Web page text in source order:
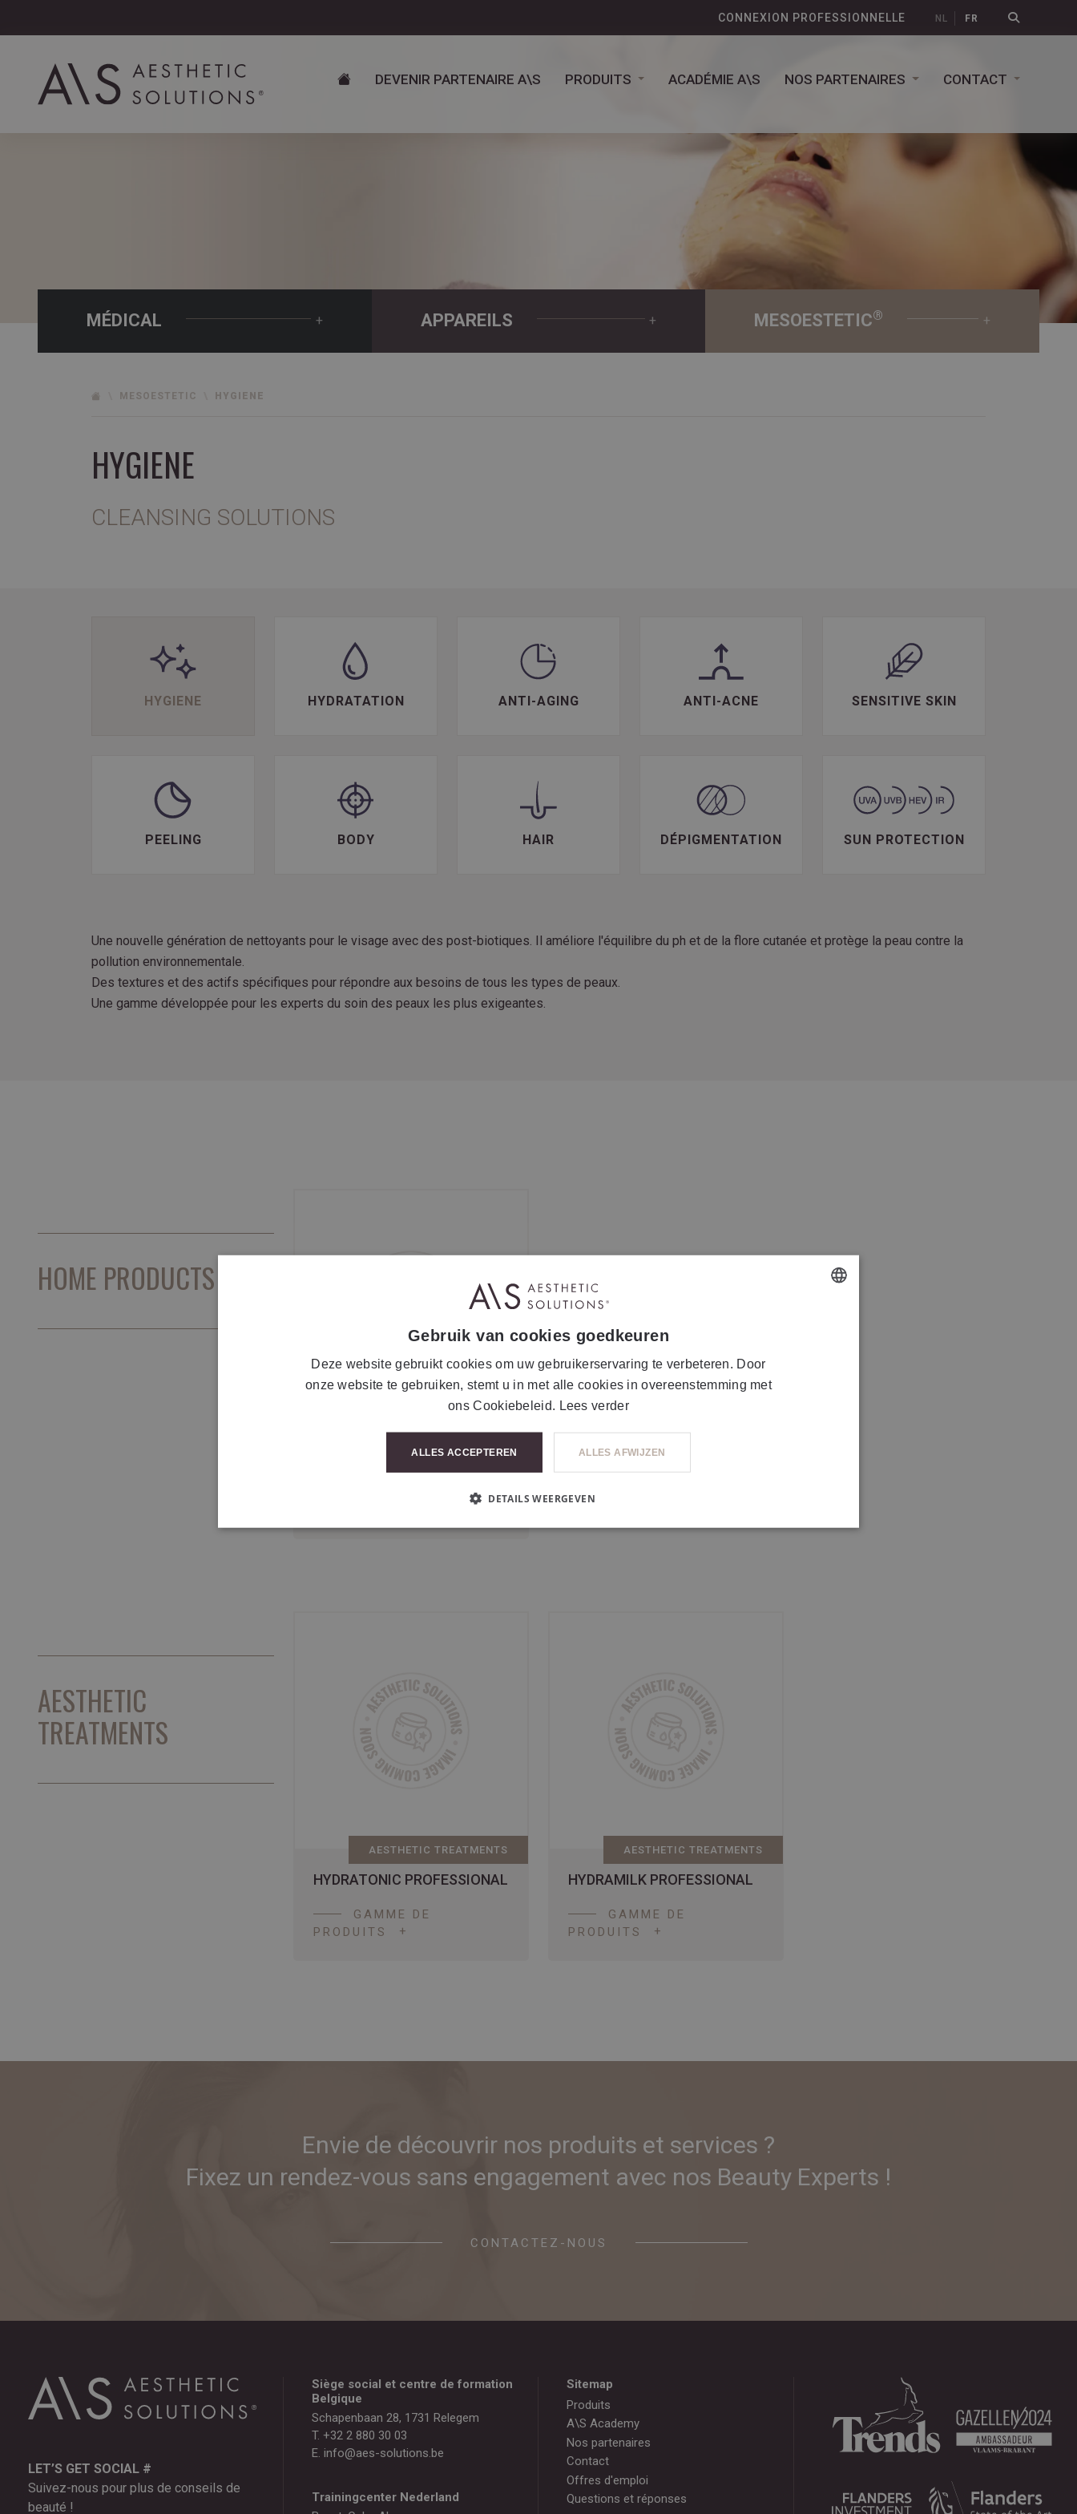
CONNEXION PROFESSIONNELLE NL FR
DEVENIR PARTENAIRE A\S PRODUITS ACADÉMIE A\S NOS PARTENAIRES CONTACT
MÉDICAL + APPAREILS + MESOESTETIC® +
MESOESTETIC HYGIENE
HYGIENE
CLEANSING SOLUTIONS
HYGIENE HYDRATATION ANTI-AGING ANTI-ACNE SENSITIVE SKIN
PEELING BODY HAIR DÉPIGMENTATION SUN PROTECTION
Une nouvelle génération de nettoyants pour le visage avec des post-biotiques. Il améliore l'équilibre du ph et de la flore cutanée et protège la peau contre la
pollution environnementale.
Des textures et des actifs spécifiques pour répondre aux besoins de tous les types de peaux.
Une gamme développée pour les experts du soin des peaux les plus exigeantes.
HOME PRODUCTS
CLEANSING RANGE
AESTHETIC
TREATMENTS
AESTHETIC TREATMENTS
HYDRATONIC PROFESSIONAL
GAMME DE
PRODUITS
AESTHETIC TREATMENTS
HYDRAMILK PROFESSIONAL
GAMME DE
PRODUITS
Envie de découvrir nos produits et services ?
Fixez un rendez-vous sans engagement avec nos Beauty Experts !
CONTACTEZ-NOUS
LET’S GET SOCIAL #
Suivez-nous pour plus de conseils de
beauté !
Siège social et centre de formation
Belgique
Schapenbaan 28, 1731 Relegem
T. +32 2 880 30 03
E. info@aes-solutions.be
Trainingcenter Nederland
Sitemap
Produits
A\S Academy
Nos partenaires
Contact
Offres d'emploi
Questions et réponses
Gebruik van cookies goedkeuren
Deze website gebruikt cookies om uw gebruikerservaring te verbeteren. Door
onze website te gebruiken, stemt u in met alle cookies in overeenstemming met
ons Cookiebeleid. Lees verder
ALLES ACCEPTEREN ALLES AFWIJZEN
DETAILS WEERGEVEN